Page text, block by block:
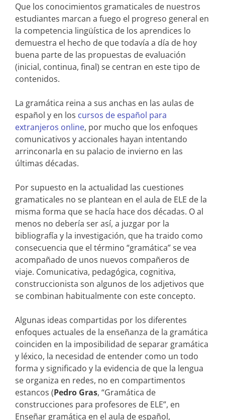
Que los conocimientos gramaticales de nuestros
estudiantes marcan a fuego el progreso general en
la competencia lingüística de los aprendices lo
demuestra el hecho de que todavía a día de hoy
buena parte de las propuestas de evaluación
(inicial, continua, final) se centran en este tipo de
contenidos.
La gramática reina a sus anchas en las aulas de
español y en los cursos de español para
extranjeros online, por mucho que los enfoques
comunicativos y accionales hayan intentando
arrinconarla en su palacio de invierno en las
últimas décadas.
Por supuesto en la actualidad las cuestiones
gramaticales no se plantean en el aula de ELE de la
misma forma que se hacía hace dos décadas. O al
menos no debería ser así, a juzgar por la
bibliografía y la investigación, que ha traido como
consecuencia que el término “gramática” se vea
acompañado de unos nuevos compañeros de
viaje. Comunicativa, pedagógica, cognitiva,
construccionista son algunos de los adjetivos que
se combinan habitualmente con este concepto.
Algunas ideas compartidas por los diferentes
enfoques actuales de la enseñanza de la gramática
coinciden en la imposibilidad de separar gramática
y léxico, la necesidad de entender como un todo
forma y significado y la evidencia de que la lengua
se organiza en redes, no en compartimentos
estancos (Pedro Gras, “Gramática de
construcciones para profesores de ELE”, en
Enseñar gramática en el aula de español,